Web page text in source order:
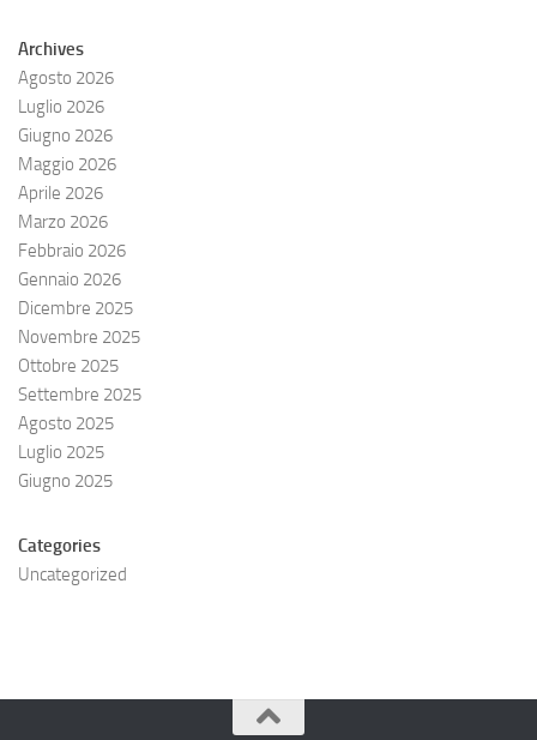
Archives
Agosto 2026
Luglio 2026
Giugno 2026
Maggio 2026
Aprile 2026
Marzo 2026
Febbraio 2026
Gennaio 2026
Dicembre 2025
Novembre 2025
Ottobre 2025
Settembre 2025
Agosto 2025
Luglio 2025
Giugno 2025
Categories
Uncategorized